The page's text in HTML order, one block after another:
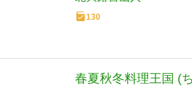
130
春夏秋冬料理王国 (